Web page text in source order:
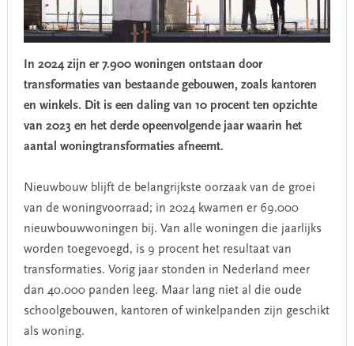
In 2024 zijn er 7.900 woningen ontstaan door
transformaties van bestaande gebouwen, zoals kantoren
en winkels. Dit is een daling van 10 procent ten opzichte
van 2023 en het derde opeenvolgende jaar waarin het
aantal woningtransformaties afneemt.
Nieuwbouw blijft de belangrijkste oorzaak van de groei
van de woningvoorraad; in 2024 kwamen er 69.000
nieuwbouwwoningen bij. Van alle woningen die jaarlijks
worden toegevoegd, is 9 procent het resultaat van
transformaties. Vorig jaar stonden in Nederland meer
dan 40.000 panden leeg. Maar lang niet al die oude
schoolgebouwen, kantoren of winkelpanden zijn geschikt
als woning.